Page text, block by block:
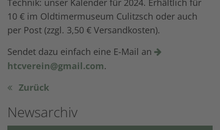
10 € im Oldtimermuseum Culitzsch oder auch
per Post (zzgl. 3,50 € Versandkosten).
Sendet dazu einfach eine E-Mail an
htcverein@gmail.com.
Zurück
Newsarchiv